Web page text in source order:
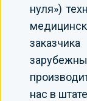
нуля»)
нас в